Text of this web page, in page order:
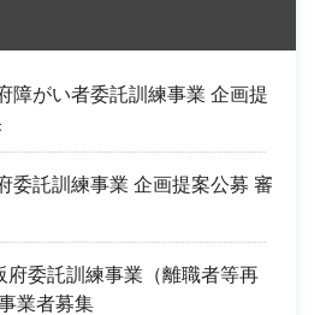
障がい者委託訓練事業 企画提
委託訓練事業 企画提案公募 審
委託訓練事業（離職者等再
業者募集